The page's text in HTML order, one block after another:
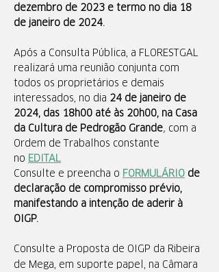
dezembro de 2023 e termo no dia 18
de janeiro de 2024.
Após a Consulta Pública, a FLORESTGAL
realizará uma reunião conjunta com
todos os proprietários e demais
interessados, no dia 24 de janeiro de
2024, das 18h00 até às 20h00, na Casa
da Cultura de Pedrogão Grande, com a
Ordem de Trabalhos constante
no EDITAL
Consulte e preencha o FORMULÁRIO de
declaração de compromisso prévio,
manifestando a intenção de aderir à
OIGP.
Consulte a Proposta de OIGP da Ribeira
de Mega, em suporte papel, na Câmara